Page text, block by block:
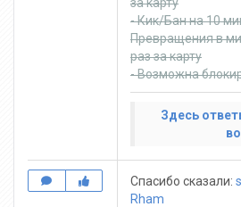
- Кик/Бан на 10
Превращения в
раз за карту
- Возможна
Здесь
Спасибо сказали:
Rham